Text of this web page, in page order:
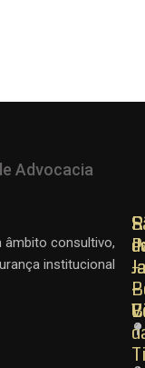
consultivo,
institucional
–
–
–